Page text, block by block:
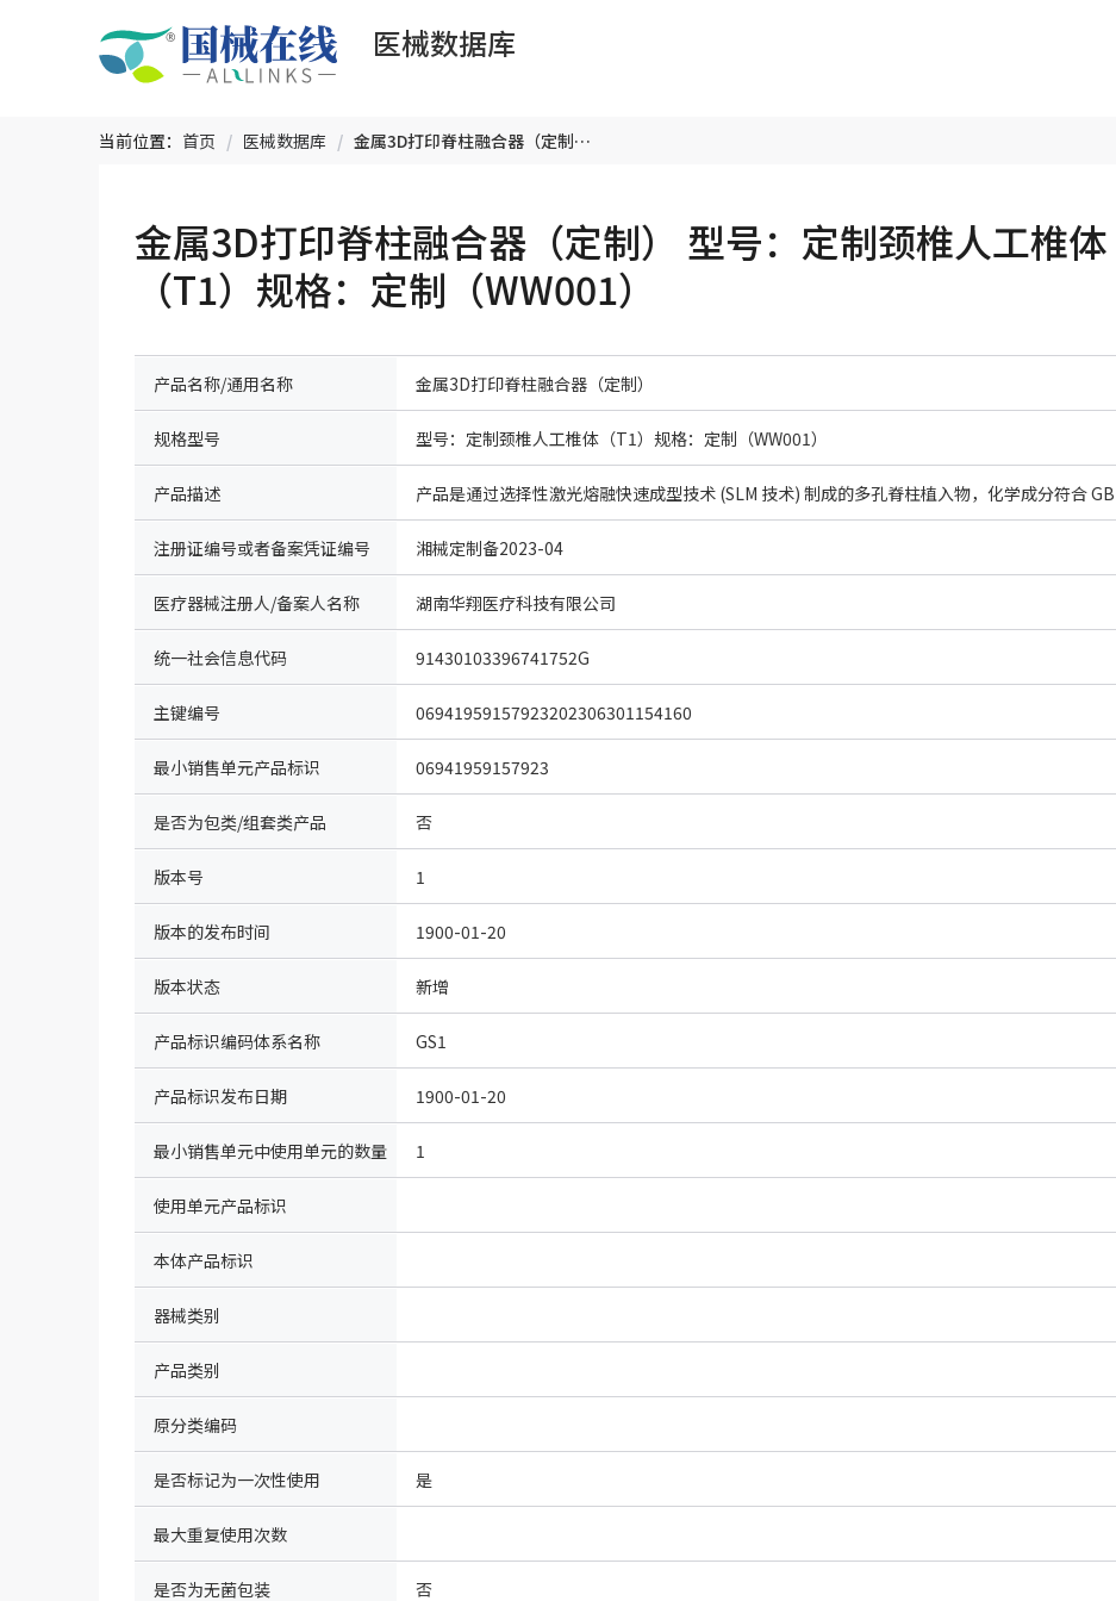
医械数据库
当前位置： 首页 / 医械数据库 / 金属3D打印脊柱融合器（定制） 型号：定制颈椎人工椎体（T1）规格：定制（WW001）
金属3D打印脊柱融合器（定制） 型号：定制颈椎人工椎体
（T1）规格：定制（WW001）
产品名称/通用名称 金属3D打印脊柱融合器（定制）
规格型号 型号：定制颈椎人工椎体（T1）规格：定制（WW001）
产品描述
注册证编号或者备案凭证编号 湘械定制备2023-04
医疗器械注册人/备案人名称 湖南华翔医疗科技有限公司
统一社会信息代码 91430103396741752G
主键编号 06941959157923202306301154160
最小销售单元产品标识 06941959157923
是否为包类/组套类产品 否
版本号 1
版本的发布时间 1900-01-20
版本状态 新增
产品标识编码体系名称
（IDcode）
GS1
产品标识发布日期 1900-01-20
最小销售单元中使用单元的数量 1
使用单元产品标识
本体产品标识
器械类别
产品类别
原分类编码
是否标记为一次性使用 是
最大重复使用次数
是否为无菌包装 否